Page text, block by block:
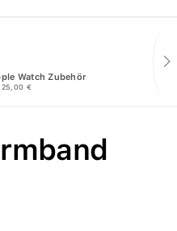
Watch Zubehör
25,00 €